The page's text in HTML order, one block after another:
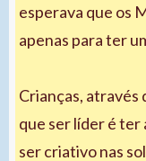
esperava que os
apenas para ter
Crianças, através
que ser líder é ter
ser criativo nas